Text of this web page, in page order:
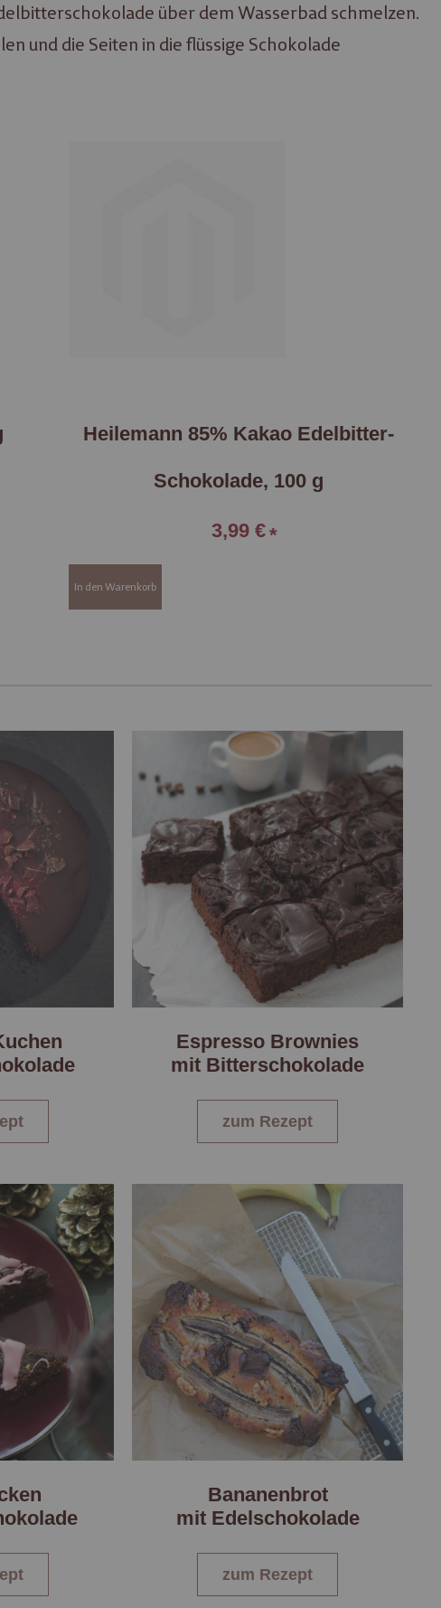
über dem Wasserbad schmelzen.
und die Seiten in die flüssige Schokolade
Heilemann 85% Kakao Edelbitter-
Schokolade, 100 g
3,99 €
In den Warenkorb
Espresso Brownies
mit Bitterschokolade
zum Rezept
Bananenbrot
mit Edelschokolade
zum Rezept